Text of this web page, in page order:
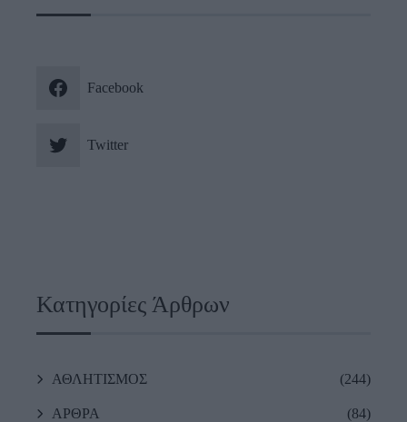
Facebook
Twitter
Κατηγορίες Άρθρων
ΑΘΛΗΤΙΣΜΟΣ (244)
ΑΡΘΡΑ (84)